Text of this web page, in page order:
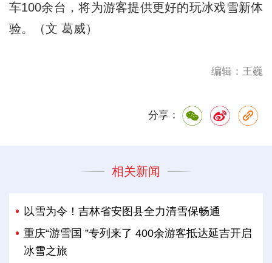
车100余台，将为游客提供更好的玩冰戏雪新体
验。（文 葛威）
编辑：王巍
分享：
相关新闻
以雪为令！吉林省安图县全力清雪保畅通
重庆“游雪国 ”专列来了 400余游客抵达延吉开启
冰雪之旅